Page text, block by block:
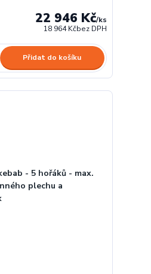
22 946 Kč/ks
18 964 Kčbez DPH
Přidat do košíku